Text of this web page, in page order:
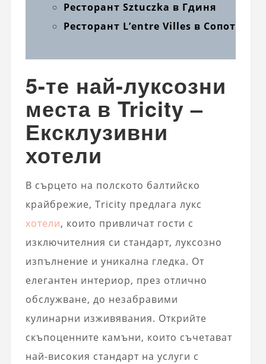
Ресторант Sztuczka в Гдиня
Ресторант L’entre Villes в Сопот
5-те най-луксозни
места в Tricity –
Ексклузивни
хотели
В сърцето на полското балтийско
крайбрежие, Tricity предлага лукс
хотели, които привличат гости с
изключителния си стандарт, луксозно
изпълнение и уникална гледка. От
елегантен интериор, през отлично
обслужване, до незабравими
кулинарни изживявания. Открийте
скъпоценните камъни, които съчетават
най-високия стандарт на услуги с